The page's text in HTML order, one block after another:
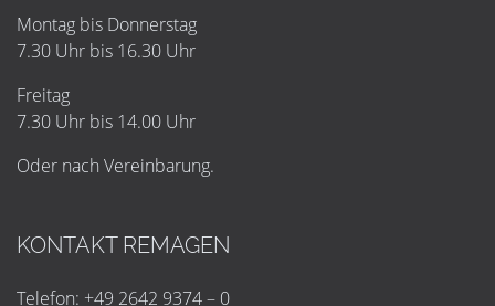
Montag bis Donnerstag
7.30 Uhr bis 16.30 Uhr
Freitag
7.30 Uhr bis 14.00 Uhr
Oder nach Vereinbarung.
KONTAKT REMAGEN
Telefon: +49 2642 9374 – 0